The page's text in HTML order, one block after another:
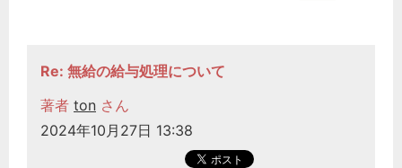
Re: 無給の給与処理について
著者 ton さん
2024年10月27日 13:38